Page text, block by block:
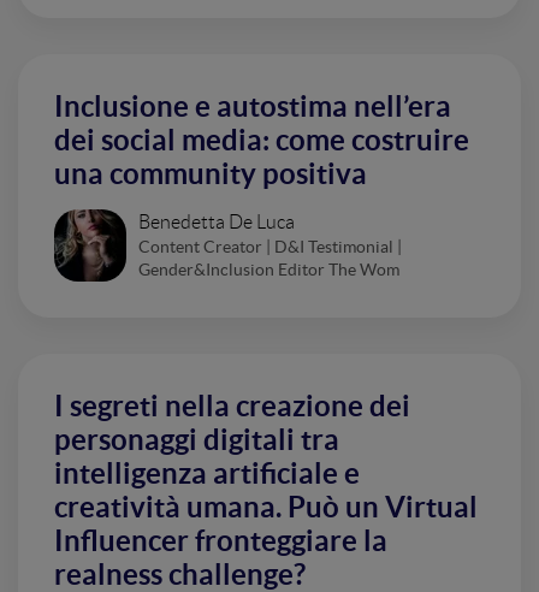
Inclusione e autostima nell’era
dei social media: come costruire
una community positiva
Benedetta De Luca
Content Creator | D&I Testimonial |
Gender&Inclusion Editor The Wom
I segreti nella creazione dei
personaggi digitali tra
intelligenza artificiale e
creatività umana. Può un Virtual
Influencer fronteggiare la
realness challenge?